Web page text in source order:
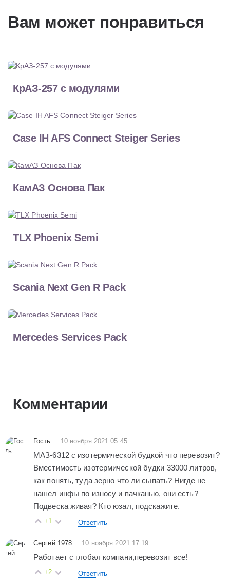
Вам может понравиться
КрАЗ-257 с модулями
Case IH AFS Connect Steiger Series
КамАЗ Основа Пак
TLX Phoenix Semi
Scania Next Gen R Pack
Mercedes Services Pack
Комментарии
Гость 10 ноября 2021 05:45
МАЗ-6312 с изотермической будкой что перевозит?
Вместимость изотермической будки 33000 литров,
как понять, туда зерно что ли сыпать? Нигде не
нашел инфы по износу и пачканью, они есть?
Подвеска живая? Кто юзал, подскажите.
+1 Ответить
Сергей 1978 10 ноября 2021 17:19
Работает с глобал компани,перевозит все!
+2 Ответить